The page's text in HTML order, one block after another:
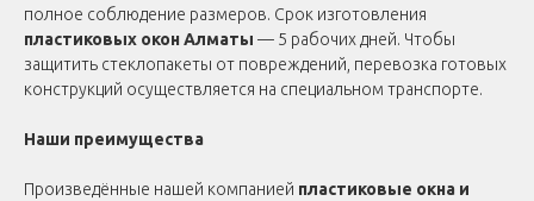
полное соблюдение размеров. Срок изготовления
пластиковых окон Алматы — 5 рабочих дней. Чтобы
защитить стеклопакеты от повреждений, перевозка готовых
конструкций осуществляется на специальном транспорте.
Наши преимущества
Произведённые нашей компанией пластиковые окна и